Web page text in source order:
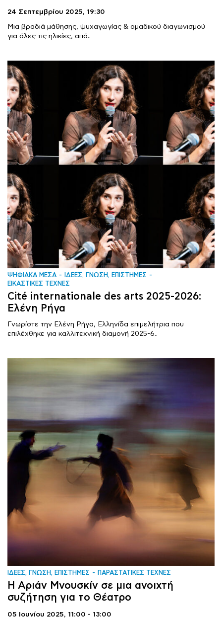
24 Σεπτεμβρίου 2025, 19:30
Μια βραδιά μάθησης, ψυχαγωγίας & ομαδικού διαγωνισμού
για όλες τις ηλικίες, από..
ΨΗΦΙΑΚΑ ΜΕΣΑ
ΙΔΕΕΣ, ΓΝΩΣΗ, ΕΠΙΣΤΗΜΕΣ
ΕΙΚΑΣΤΙΚΕΣ ΤΕΧΝΕΣ
Cité internationale des arts 2025-2026:
Ελένη Ρήγα
Γνωρίστε την Ελένη Ρήγα, Ελληνίδα επιμελήτρια που
επιλέχθηκε για καλλιτεχνική διαμονή 2025-6..
ΙΔΕΕΣ, ΓΝΩΣΗ, ΕΠΙΣΤΗΜΕΣ ΠΑΡΑΣΤΑΤΙΚΕΣ ΤΕΧΝΕΣ
Η Αριάν Μνουσκίν σε μια ανοιχτή
συζήτηση για το Θέατρο
05 Ιουνίου 2025, 11:00 - 13:00